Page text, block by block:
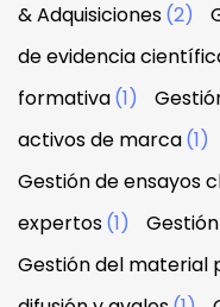
& Adquisiciones(2)
de evidencia
formativa(1)
activos de marca(1)
Gestión de ensayos
expertos(1)
Gestión del material